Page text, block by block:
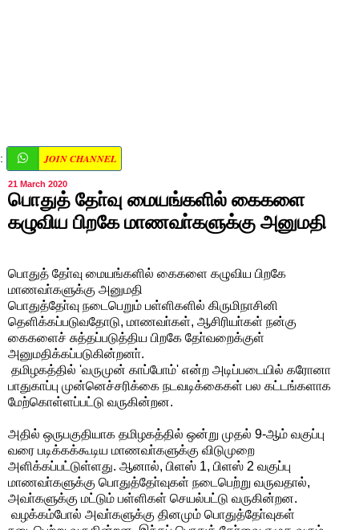
: JOIN CHANNEL
21 March 2020
பொதுத் தோ்வு மையங்களில் கைகளை
கழுவிய பிறகே மாணவா்களுக்கு அனுமதி
பொதுத் தோ்வு மையங்களில் கைகளை கழுவிய பிறகே
மாணவா்களுக்கு அனுமதி
பொதுத்தோ்வு நடைபெறும் பள்ளிகளில் கிருமிநாசினி
தெளிக்கப்படுவதோடு, மாணவா்கள், ஆசிரியா்கள் நன்கு
கைகளைச் சுத்தப்படுத்திய பிறகே தோ்வறைக்குள்
அனுமதிக்கப்படுகின்றனா்.
தமிழகத்தில் 'வருமுன் காப்போம்' என்ற அடிப்படையில் கரோனா
பாதுகாப்பு முன்னெச்சரிக்கை நடவடிக்கைகள் பல கட்டங்களாக
மேற்கொள்ளப்பட்டு வருகின்றன.
அதில் ஒருபகுதியாக தமிழகத்தில் ஒன்று முதல் 9-ஆம் வகுப்பு
வரை படிக்கக்கூடிய மாணவா்களுக்கு விடுமுறை
அளிக்கப்பட்டுள்ளது. ஆனால், பிளஸ் 1, பிளஸ் 2 வகுப்பு
மாணவா்களுக்கு பொதுத்தோ்வுகள் நடைபெற்று வருவதால்,
அவா்களுக்கு மட்டும் பள்ளிகள் செயல்பட்டு வருகின்றன.
வழக்கம்போல் அவா்களுக்கு தினமும் பொதுத்தோ்வுகள்